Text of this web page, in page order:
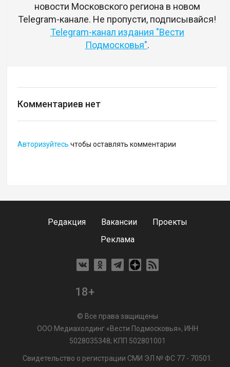
новости Московского региона в новом
Telegram-канале. Не пропусти, подписывайся!
Telegram-канал издания "Вести
Подмосковья".
Комментариев нет
Авторизуйтесь чтобы оставлять комментарии
Редакция Вакансии
Проекты
Реклама
18+
© Все права защищены
ООО Медиахолдинг «Вести Подмосковья», ИНН
5028035348; КПП 502801001
Свидетельство о регистрации СМИ ЭЛ № ФС 77 - 70501.